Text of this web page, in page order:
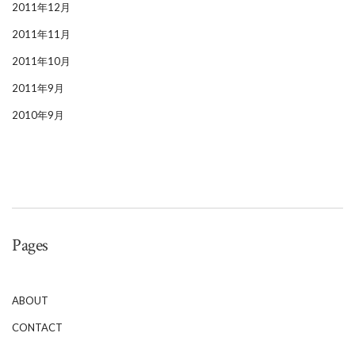
2011年12月
2011年11月
2011年10月
2011年9月
2010年9月
Pages
ABOUT
CONTACT